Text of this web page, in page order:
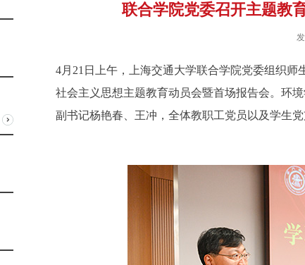
联合学院党委召开主题教
4月21日上午，上海交通大学联合学院党委组织
社会主义思想主题教育动员会暨首场报告会。环
副书记杨艳春、王冲，全体教职工党员以及学生